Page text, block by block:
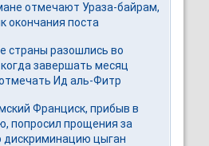
отмечают Ураза-байрам,
окончания поста
страны разошлись во
завершать месяц
Ид аль-Фитр
Франциск, прибыв в
попросил прощения за
дискриминацию цыган